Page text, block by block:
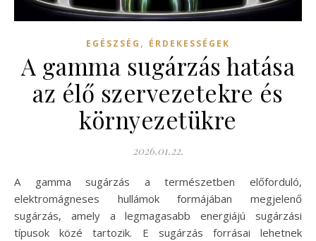
EGÉSZSÉG , ÉRDEKESSÉGEK
A gamma sugárzás hatása
az élő szervezetekre és
környezetükre
2026.01.22.
A gamma sugárzás a természetben előforduló,
elektromágneses hullámok formájában megjelenő
sugárzás, amely a legmagasabb energiájú sugárzási
típusok közé tartozik. E sugárzás forrásai lehetnek